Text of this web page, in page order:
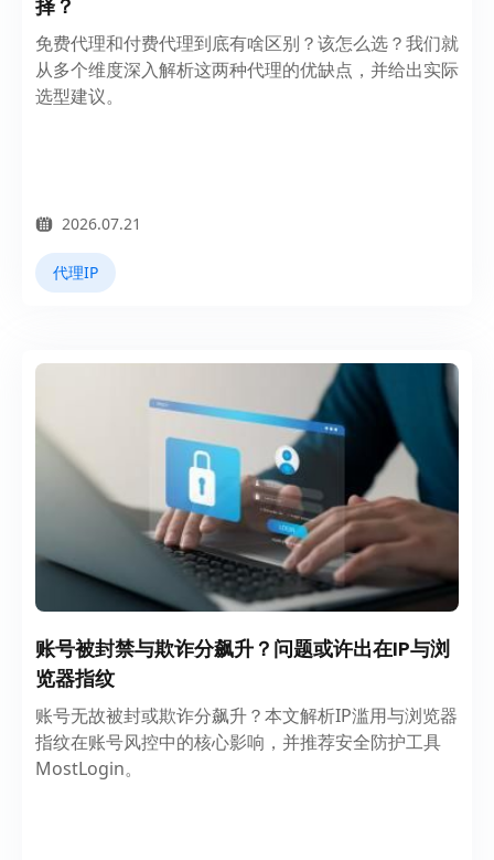
择？
免费代理和付费代理到底有啥区别？该怎么选？我们就
从多个维度深入解析这两种代理的优缺点，并给出实际
选型建议。
2026.07.21
代理IP
账号被封禁与欺诈分飙升？问题或许出在IP与浏
览器指纹
账号无故被封或欺诈分飙升？本文解析IP滥用与浏览器
指纹在账号风控中的核心影响，并推荐安全防护工具
MostLogin。